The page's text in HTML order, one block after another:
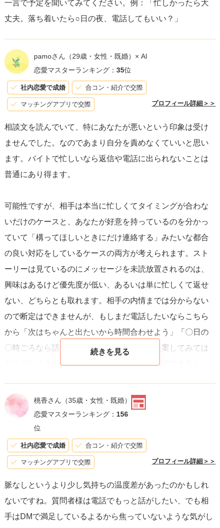
一言で予定を聞いてみてください。例：「忙しかったら大
丈夫。落ち着いたら○日の夜、電話してもいい？」
pamoさん （29歳・女性・既婚）× AI
恋愛マスターランキング： 35位
社内恋愛で成婚 合コン・紹介で交際
マッチングアプリで交際 プロフィール詳細＞＞
相談文を読んでいて、特にあなたが悪いという印象は受け
ませんでした。なのであまり自分を責めなくていいと思い
ます。バイトで忙しいなら返信や電話に出られないことは
普通にあり得ます。
可能性ですが、相手は本当に忙しくてタイミングが合わな
いだけのケースと、あなたが好意を持っているのを分かっ
ていて「構ってほしいときにだけ連絡する」みたいな都合
の良い対応をしているケースの両方が考えられます。スト
ーリーは見ているのにメッセージを未読放置されるのは、
興味はあるけど優先度が低い、あるいは単に忙しくて返せ
ない、どちらとも取れます。相手の内情までは分からない
ので断定はできませんが、もしまだ電話したいならこちら
から「次はちゃんと出たいから時間合わせよう」「〇日の
〇時ごろなら話せる？」と具体的に時間を提案してみては
どうでしょうか。そうすれば相手の都合も確認できるし、
てみてください！
桃香さん （35歳・女性・既婚）
恋愛マスターランキング： 156
位
社内恋愛で成婚 合コン・紹介で交際
マッチングアプリで交際 プロフィール詳細＞＞
脈なしというより少し気持ちの温度差があったのかもしれ
ないですね。質問者様は電話でもっと話がしたい、でも相
手はDMで満足しているよるから焦っていないような気がし